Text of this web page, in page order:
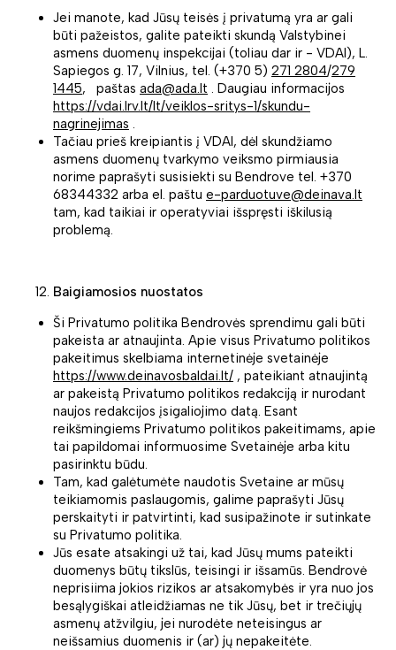
Jei manote, kad Jūsų teisės į privatumą yra ar gali
būti pažeistos, galite pateikti skundą Valstybinei
asmens duomenų inspekcijai (toliau dar ir - VDAI), L.
Sapiegos g. 17, Vilnius, tel. (+370 5) 271 2804/279
1445, paštas ada@ada.lt . Daugiau informacijos
https://vdai.lrv.lt/lt/veiklos-sritys-1/skundu-
nagrinejimas
Tačiau prieš kreipiantis į VDAI, dėl skundžiamo
asmens duomenų tvarkymo veiksmo pirmiausia
norime paprašyti susisiekti su Bendrove tel. +370
68344332 arba el. paštu e-parduotuve@deinava.lt
tam, kad taikiai ir operatyviai išspręsti iškilusią
problemą.
Baigiamosios nuostatos
Ši Privatumo politika Bendrovės sprendimu gali būti
pakeista ar atnaujinta. Apie visus Privatumo politikos
pakeitimus skelbiama internetinėje svetainėje
https://www.deinavosbaldai.lt/ , pateikiant atnaujintą
ar pakeistą Privatumo politikos redakciją ir nurodant
naujos redakcijos įsigaliojimo datą. Esant
reikšmingiems Privatumo politikos pakeitimams, apie
tai papildomai informuosime Svetainėje arba kitu
pasirinktu būdu.
Tam, kad galėtumėte naudotis Svetaine ar mūsų
teikiamomis paslaugomis, galime paprašyti Jūsų
perskaityti ir patvirtinti, kad susipažinote ir sutinkate
su Privatumo politika.
Jūs esate atsakingi už tai, kad Jūsų mums pateikti
duomenys būtų tikslūs, teisingi ir išsamūs. Bendrovė
neprisiima jokios rizikos ar atsakomybės ir yra nuo jos
besąlygiškai atleidžiamas ne tik Jūsų, bet ir trečiųjų
asmenų atžvilgiu, jei nurodėte neteisingus ar
neišsamius duomenis ir (ar) jų nepakeitėte.